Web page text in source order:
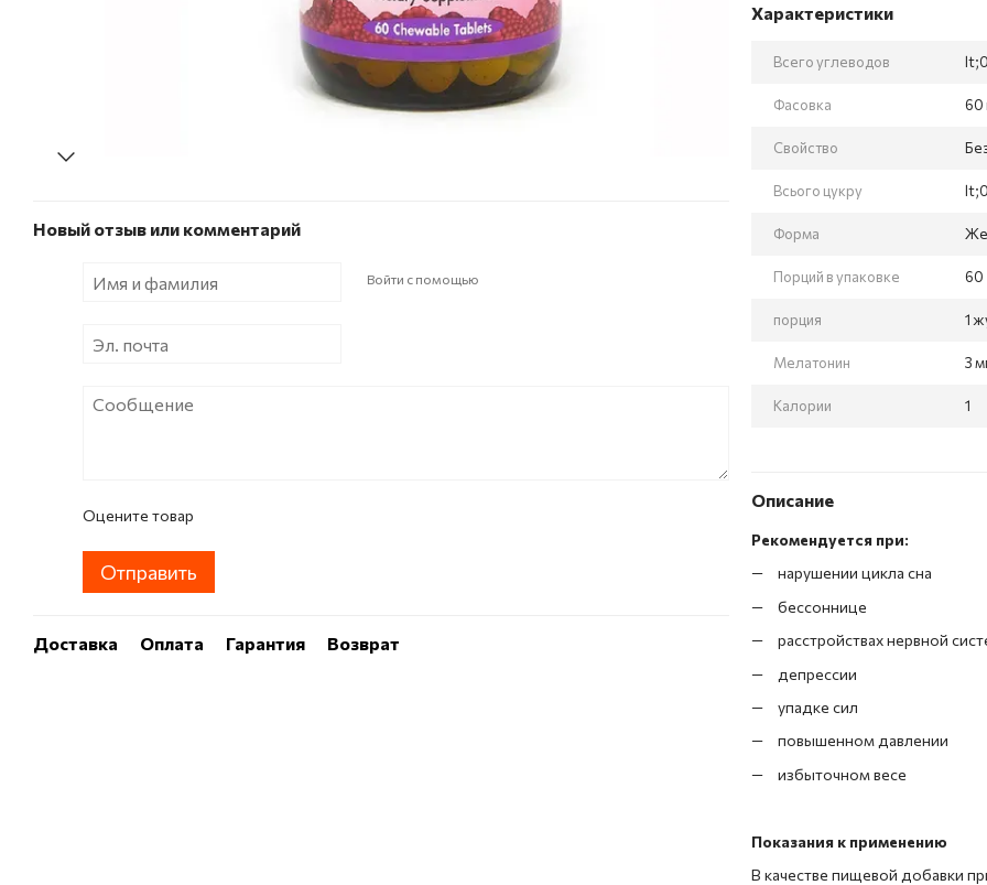
Новый отзыв или комментарий
Войти с помощью
Оцените товар
Отправить
Доставка Оплата Гарантия Возврат
Характеристики
Всего углеводов
Фасовка 60
Свойство
Всього цукру
Форма
Порций в упаковке 60
порция 1
Мелатонин 3
Калории 1
Описание
Рекомендуется при:
нарушении цикла сна
бессоннице
расстройствах нервной
депрессии
упадке сил
повышенном давлении
избыточном весе
Показания к применению
В качестве пищевой добавки